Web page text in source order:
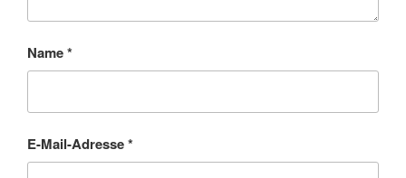
Name*
E-Mail-Adresse*